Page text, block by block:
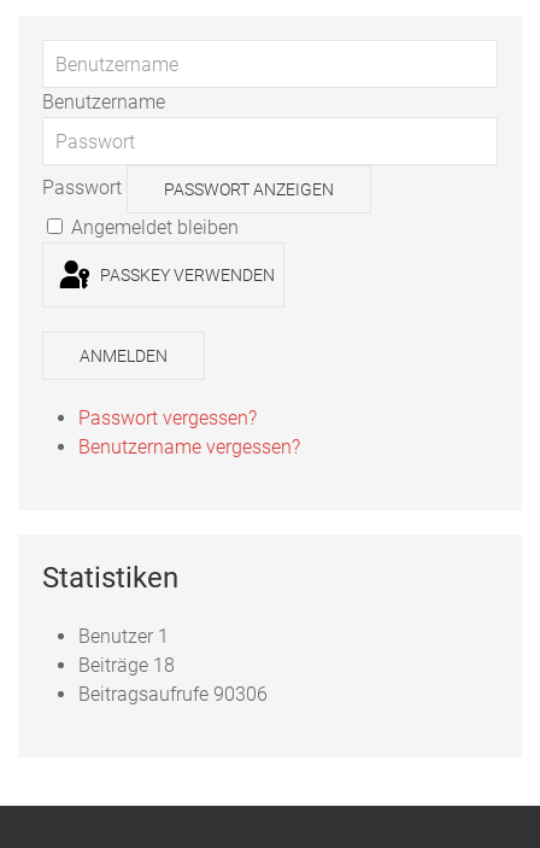
Benutzername
Passwort PASSWORT ANZEIGEN
Angemeldet bleiben
PASSKEY VERWENDEN
ANMELDEN
Passwort vergessen?
Benutzername vergessen?
Statistiken
Benutzer 1
Beiträge 18
Beitragsaufrufe 90306